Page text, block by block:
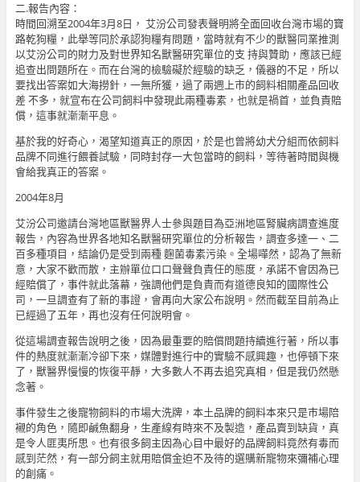
二.報告內容：
時間回溯至2004年3月8日， 艾汾公司發表聲明將全面回收台灣市場的寶
路乾狗糧，此舉等同於承認狗糧有問題，當時就有不少的獸醫同業推測
以艾汾公司的財力及對世界知名獸醫研究單位的支 持與贊助，應該已經
追查出問題所在。而在台灣的檢驗礙於經驗的缺乏，儀器的不足，所以
要找出答案如大海撈針，一無所獲，過了兩週上市的飼料相關產品回收
差 不多，就宣布在公司飼料中發現此兩種毒素，也就是禍首，並負責賠
償，這事就漸漸平息。
基於我的好奇心，渴望知道真正的原因，於是也曾將幼犬分組而依飼料
品牌不同進行餵養試驗，同時封存一大包當時的飼料，等待著時間與機
會給我真正的答案。
2004年8月
艾汾公司邀請台灣地區獸醫界人士參與題目為亞洲地區腎臟病調查進度
報告，內容為世界各地知名獸醫研究單位的分析報告，調查多達一、二
百多種項目，結論仍是受到兩種 麴菌毒素污染。全場嘩然，認為了無新
意，大家不歡而散，主辦單位口口聲聲負責任的態度，承諾不會因為已
經賠償了，事件就此落幕，強調他們是負責而有道德良知的國際性公
司，一旦調查有了新的事證，會再向大家公布說明。然而截至目前為止
已經過了五年，再也沒有任何說明會。
從這場調查報告說明之後，因為最重要的賠償問題持續進行著，所以事
件的熱度就漸漸冷卻下來，媒體對進行中的實驗不感興趣，也停頓下來
了，獸醫界慢慢的恢復平靜，大多數人不再去追究真相，但是我仍然懸
念著。
事件發生之後寵物飼料的市場大洗牌，本土品牌的飼料本來只是市場陪
襯的角色，隨即鹹魚翻身，生產線有時來不及製造，產品賣到缺貨，真
是令人匪夷所思。也有很多飼主因為心目中最好的品牌飼料竟然有毒而
感到茫然，有一部分飼主就用賠償金迫不及待的選購新寵物來彌補心理
的創痛。